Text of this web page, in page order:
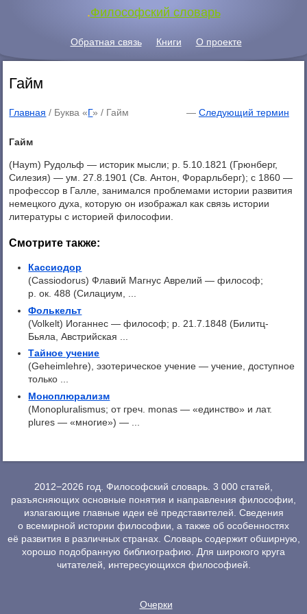
.Философский словарь
Обратная связь Книги О проекте
Гайм
Главная / Буква «Г» / Гайм — Следующий термин
Гайм
(Haym) Рудольф — историк мысли; p. 5.10.1821 (Грюнберг,
Силезия) — ум. 27.8.1901 (Св. Антон, Форарльберг); с 1860 —
профессор в Галле, занимался проблемами истории развития
немецкого духа, которую он изображал как связь истории
литературы с историей философии.
Смотрите также:
Кассиодор
(Cassiodorus) Флавий Магнус Аврелий — философ;
р. ок. 488 (Силациум, ...
Фолькельт
(Volkelt) Иоганнес — философ; p. 21.7.1848 (Билитц-
Бьяла, Австрийская ...
Тайное учение
(Geheimlehre), эзотерическое учение — учение, доступное
только ...
Моноплюрализм
(Monopluralismus; от греч. monas — «единство» и лат.
plures — «многие») — ...
2012−2026 год. Философский словарь. 3 000 статей,
разъясняющих основные понятия и направления философии,
излагающие главные идеи её представителей. Сведения
о всемирной истории философии, а также об особенностях
её развития в различных странах. Словарь содержит обширную,
хорошо подобранную библиографию. Для широкого круга
читателей, интересующихся философией.
Очерки